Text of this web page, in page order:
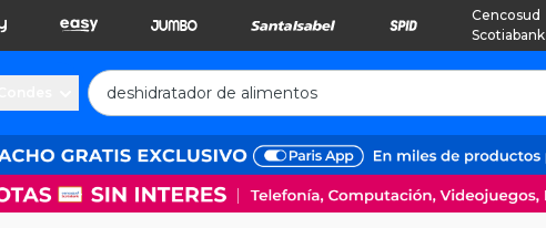
Cencosud
Scotiabank